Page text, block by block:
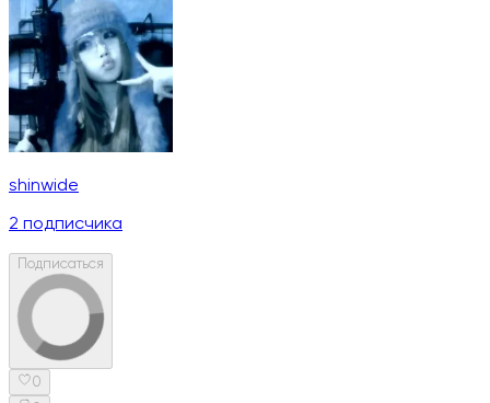
shinwide
2 подписчика
Подписаться
0